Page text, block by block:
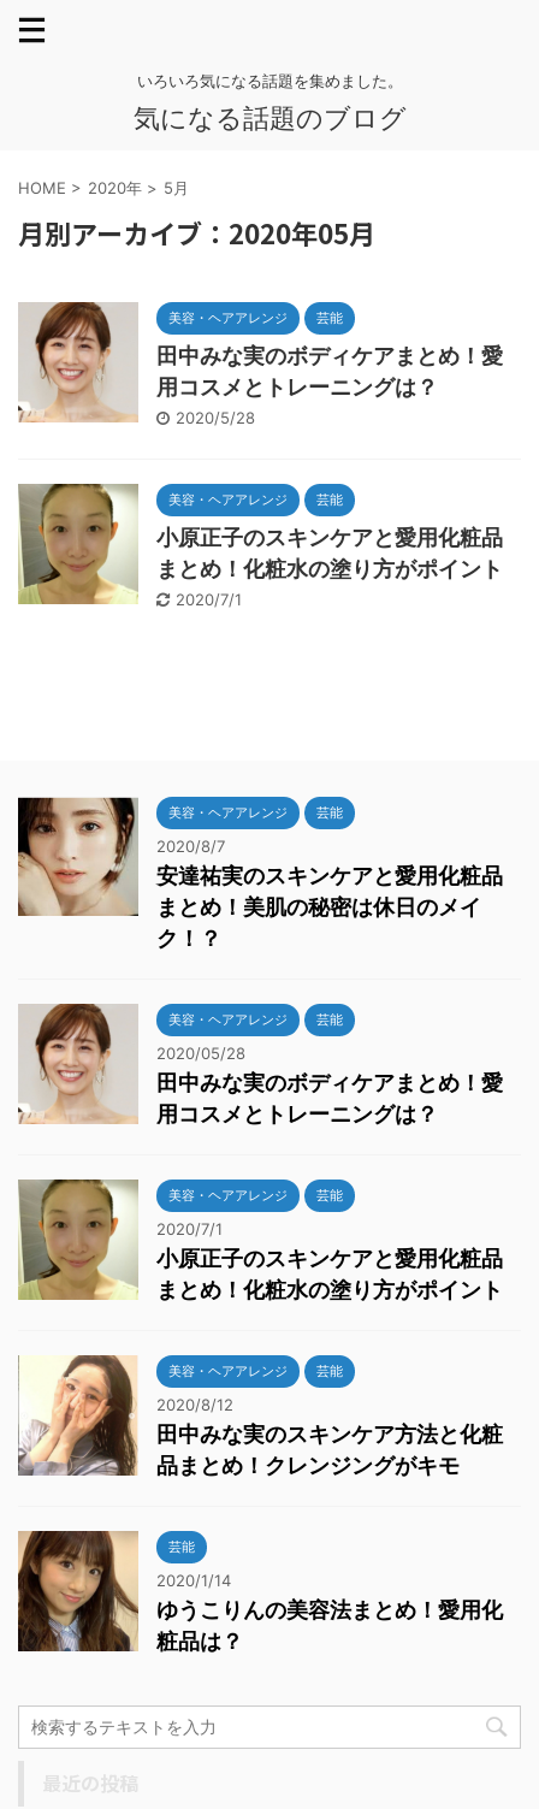
いろいろ気になる話題を集めました。
気になる話題のブログ
HOME > 2020年 > 5月
月別アーカイブ：2020年05月
美容・ヘアアレンジ 芸能
田中みな実のボディケアまとめ！愛
用コスメとトレーニングは？
2020/5/28
美容・ヘアアレンジ 芸能
小原正子のスキンケアと愛用化粧品
まとめ！化粧水の塗り方がポイント
2020/7/1
美容・ヘアアレンジ 芸能
2020/8/7
安達祐実のスキンケアと愛用化粧品
まとめ！美肌の秘密は休日のメイ
ク！？
美容・ヘアアレンジ 芸能
2020/05/28
田中みな実のボディケアまとめ！愛
用コスメとトレーニングは？
美容・ヘアアレンジ 芸能
2020/7/1
小原正子のスキンケアと愛用化粧品
まとめ！化粧水の塗り方がポイント
美容・ヘアアレンジ 芸能
2020/8/12
田中みな実のスキンケア方法と化粧
品まとめ！クレンジングがキモ
芸能
2020/1/14
ゆうこりんの美容法まとめ！愛用化
粧品は？